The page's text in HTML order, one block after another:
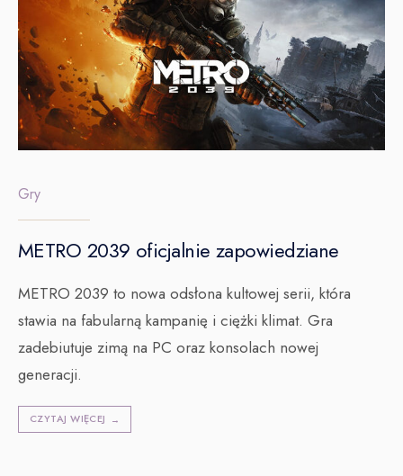
Gry
METRO 2039 oficjalnie zapowiedziane
METRO 2039 to nowa odsłona kultowej serii, która
stawia na fabularną kampanię i ciężki klimat. Gra
zadebiutuje zimą na PC oraz konsolach nowej
generacji.
CZYTAJ WIĘCEJ →